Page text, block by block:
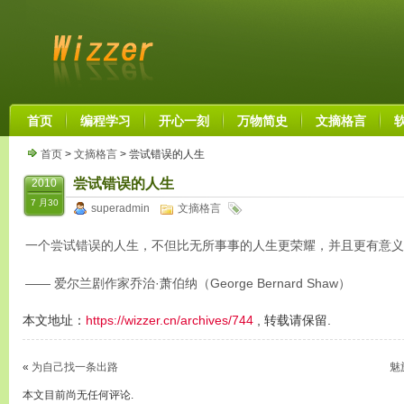
首页 编程学习 开心一刻 万物简史 文摘格言
首页 > 文摘格言 > 尝试错误的人生
2010
7 月30
尝试错误的人生
superadmin 文摘格言
一个尝试错误的人生，不但比无所事事的人生更荣耀，并且更有意
—— 爱尔兰剧作家乔治·萧伯纳（George Bernard Shaw）
本文地址： https://wizzer.cn/archives/744 , 转载请保留.
« 为自己找一条出路 魅
本文目前尚无任何评论.